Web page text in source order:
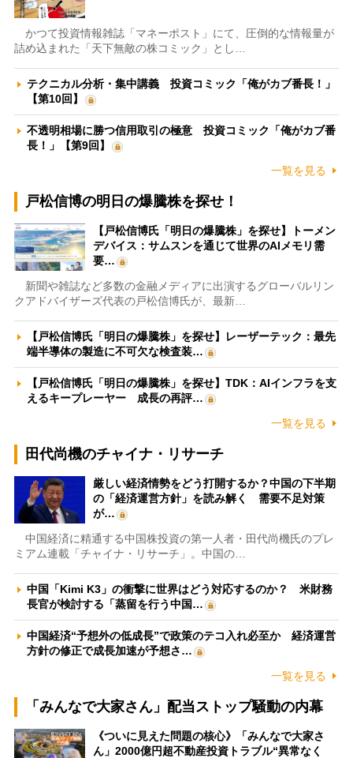
かつて投資情報雑誌「マネーポスト」にて、圧倒的な情報量が
詰め込まれた「天下無敵の株コミック」とし…
テクニカル分析・集中講義 投資コミック「俺がカブ番長！」
【第10回】
不透明相場に勝つ信用取引の極意 投資コミック「俺がカブ番
長！」【第9回】
一覧を見る
戸松信博の明日の爆騰株を探せ！
【戸松信博氏「明日の爆騰株」を探せ】トーメン
デバイス：サムスンを通じて世界のAIメモリ需
要…
新聞や雑誌など多数の金融メディアに出演するグローバルリン
クアドバイザーズ代表の戸松信博氏が、最新…
【戸松信博氏「明日の爆騰株」を探せ】レーザーテック：最先
端半導体の製造に不可欠な検査装…
【戸松信博氏「明日の爆騰株」を探せ】TDK：AIインフラを支
えるキープレーヤー 成長の再評…
一覧を見る
田代尚機のチャイナ・リサーチ
厳しい経済情勢をどう打開するか？中国の下半期
の「経済運営方針」を読み解く 需要不足対策
が…
中国経済に精通する中国株投資の第一人者・田代尚機氏のプレ
ミアム連載「チャイナ・リサーチ」。中国の…
中国「Kimi K3」の衝撃に世界はどう対応するのか？ 米財務
長官が検討する「蒸留を行う中国…
中国経済“予想外の低成長”で政策のテコ入れ必至か 経済運営
方針の修正で成長加速が予想さ…
一覧を見る
「みんなで大家さん」配当ストップ騒動の内幕
《ついに見えた問題の核心》「みんなで大家さ
ん」2000億円超不動産投資トラブル“異常なく